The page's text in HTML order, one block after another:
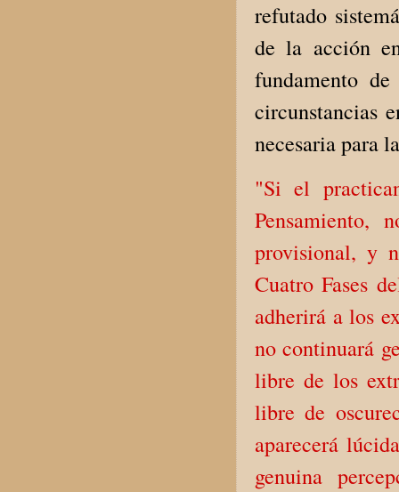
refutado
de la acción
fundamento
circunstancias
necesaria para
"Si el
Pensamiento,
provisional, y
Cuatro Fases
adherirá a los
no continuará
libre de los
libre de
aparecerá
genuina